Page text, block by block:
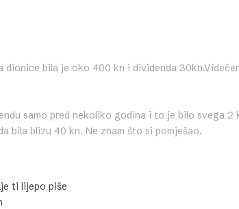
bila je oko 400 kn i dividenda
samo pred nekoliko godina i to je bilo svega 2
bila blizu 40 kn. Ne znam što si pomješao.
ti lijepo piše